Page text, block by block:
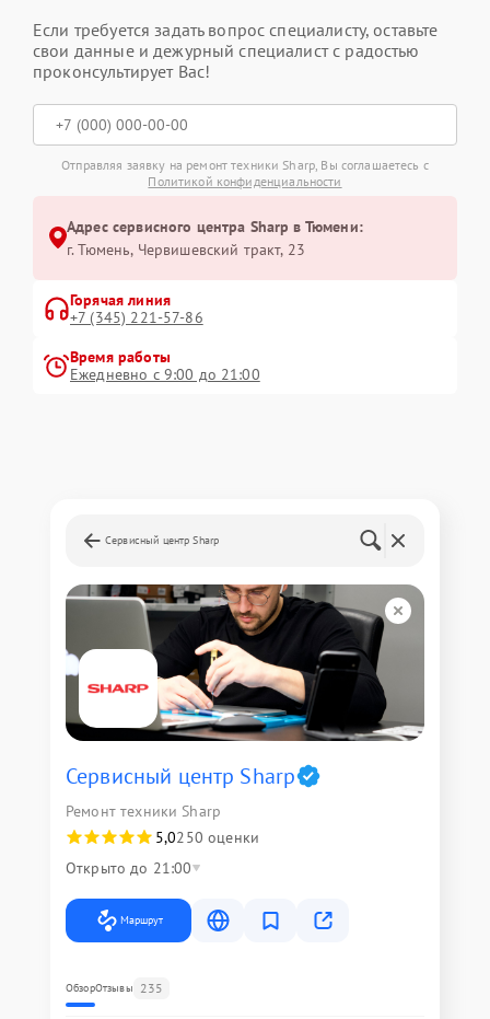
Если требуется задать вопрос специалисту, оставьте
свои данные и дежурный специалист с радостью
проконсультирует Вас!
Отправляя заявку на ремонт техники Sharp, Вы соглашаетесь с
Политикой конфиденциальности
Адрес сервисного центра Sharp в Тюмени:
г. Тюмень, ​Червишевский тракт, 23
Горячая линия
+7 (345) 221-57-86
Время работы
Ежедневно с 9:00 до 21:00
Сервисный центр Sharp
Сервисный центр Sharp
Ремонт техники Sharp
5,0250 оценки
Открыто до 21:00
Маршрут
ОбзорОтзывы 235